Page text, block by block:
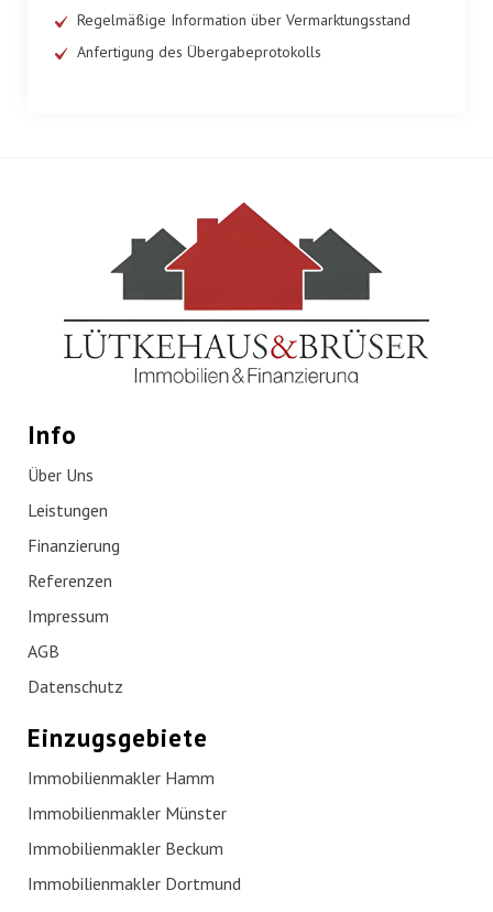
Regelmäßige Information über Vermarktungsstand
Anfertigung des Übergabeprotokolls
Info
Über Uns
Leistungen
Finanzierung
Referenzen
Impressum
AGB
Datenschutz
Einzugsgebiete
Immobilienmakler Hamm
Immobilienmakler Münster
Immobilienmakler Beckum
Immobilienmakler Dortmund